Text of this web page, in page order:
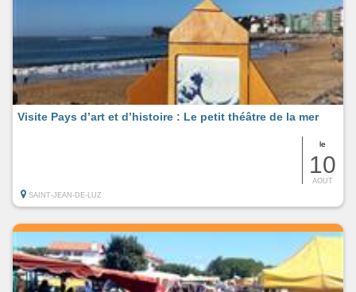
le
10
AOUT
Visite Pays d’art et d’histoire : Le petit théâtre de la mer
SAINT-JEAN-DE-LUZ